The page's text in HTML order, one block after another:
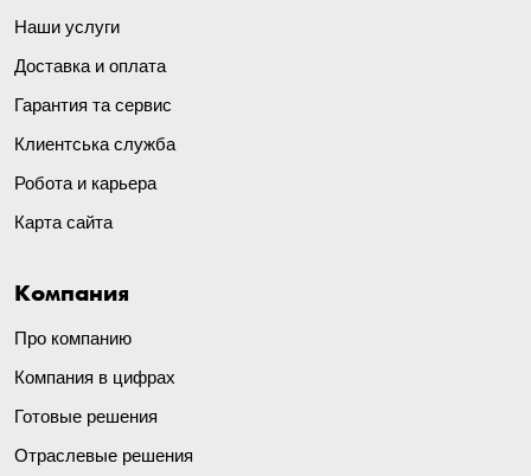
Наши услуги
Доставка и оплата
Гарантия та сервис
Клиентська служба
Робота и карьера
Карта сайта
Компания
Про компанию
Компания в цифрах
Готовые решения
Отраслевые решения